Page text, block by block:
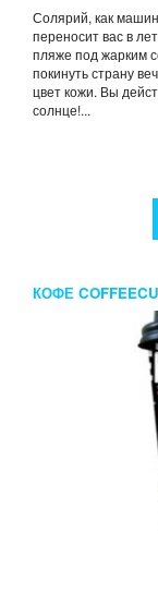
Солярий, как
переносит вас в
пляже под жарким
покинуть страну
цвет кожи. Вы
солнце!...
КОФЕ